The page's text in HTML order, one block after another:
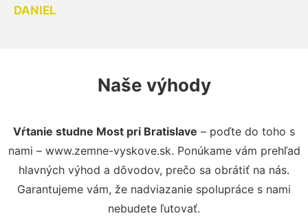
DANIEL
Naše výhody
Vŕtanie studne Most pri Bratislave – poďte do toho s
nami – www.zemne-vyskove.sk. Ponúkame vám prehľad
hlavných výhod a dôvodov, prečo sa obrátiť na nás.
Garantujeme vám, že nadviazanie spolupráce s nami
nebudete ľutovať.